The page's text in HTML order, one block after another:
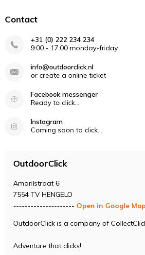
Contact
+31 (0) 222 234 234
9:00 - 17:00 monday-friday
info@outdoorclick.nl
or create a online ticket
Facebook messenger
Ready to click...
Instagram
Coming soon to click...
OutdoorClick
Amarilstraat 6
7554 TV HENGELO
--------------------- Open in Google
OutdoorClick is a company of
Adventure that clicks!